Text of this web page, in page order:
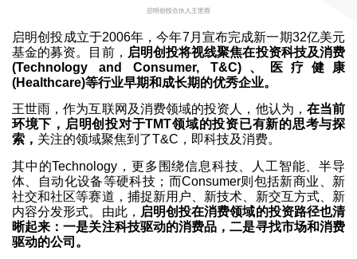
启明创投合伙人王世雨
启明创投成立于2006年，今年7月宣布完成新一期32亿美元
基金的募资。目前， 启明创投将视线聚焦在投资科技及消费
(Technology and Consumer, T&C)、医疗健康
(Healthcare)等行业早期和成长期的优秀企业。
王世雨，作为互联网及消费领域的投资人，他认为， 在当前
环境下，启明创投对于TMT领域的投资已有新的思考与探
索， 关注的领域聚焦到了T&C，即科技及消费。
其中的Technology，更多围绕信息科技、人工智能、半导
体、自动化设备等硬科技；而Consumer则包括新商业、新
社交和社区等赛道，捕捉新用户、新技术、新交互方式、新
内容分发形式。由此， 启明创投在消费领域的投资路径也清
晰起来：一是关注科技驱动的消费品，二是寻找市场和消费
驱动的公司。